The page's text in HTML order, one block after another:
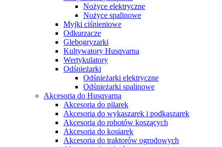
Nożyce elektryczne
Nożyce spalinowe
Myjki ciśnieniowe
Odkurzacze
Glebogryzarki
Kultywatory Husqvarna
Wertykulatory
Odśnieżarki
Odśnieżarki elektryczne
Odśnieżarki spalinowe
Akcesoria do Husqvarna
Akcesoria do pilarek
Akcesoria do wykaszarek i podkaszarek
Akcesoria do robotów koszących
Akcesoria do kosiarek
Akcesoria do traktorów ogrodowych